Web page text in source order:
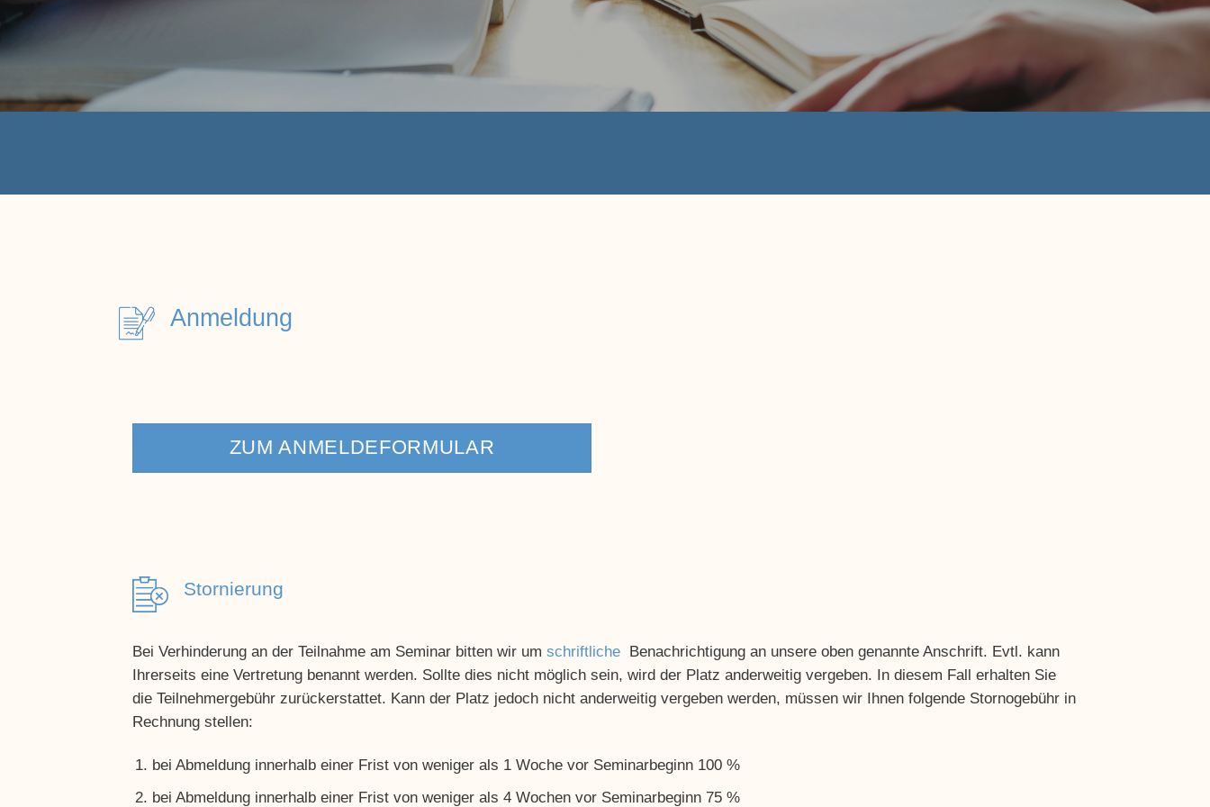
Anmeldung
ZUM ANMELDEFORMULAR
Stornierung
Bei Verhinderung an der Teilnahme am Seminar bitten wir um schriftliche Benachrichtigung an unsere oben genannte Anschrift. Evtl. kann
Ihrerseits eine Vertretung benannt werden. Sollte dies nicht möglich sein, wird der Platz anderweitig vergeben. In diesem Fall erhalten Sie
die Teilnehmergebühr zurückerstattet. Kann der Platz jedoch nicht anderweitig vergeben werden, müssen wir Ihnen folgende Stornogebühr in
Rechnung stellen:
bei Abmeldung innerhalb einer Frist von weniger als 1 Woche vor Seminarbeginn 100 %
bei Abmeldung innerhalb einer Frist von weniger als 4 Wochen vor Seminarbeginn 75 %